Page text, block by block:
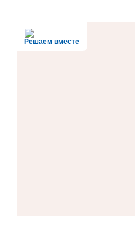
Решаем вместе